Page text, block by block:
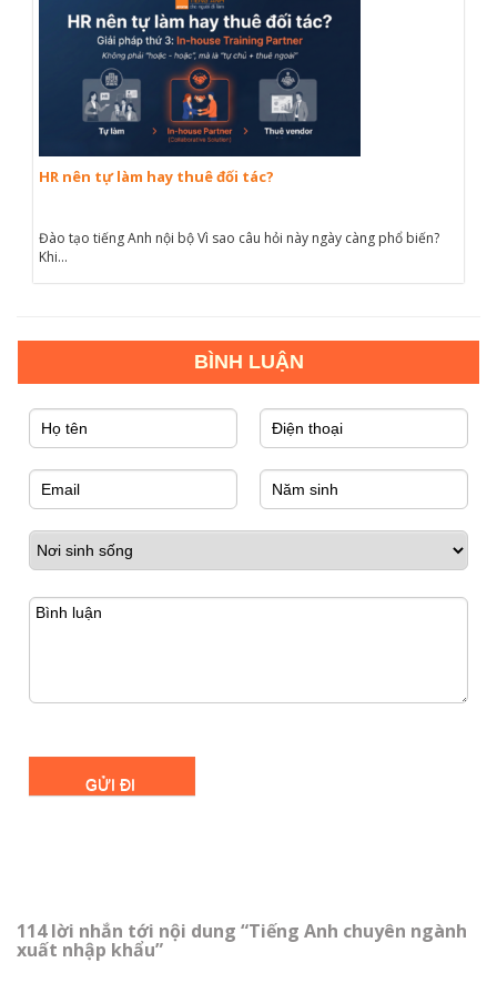
HR nên tự làm hay thuê đối tác?
Đào tạo tiếng Anh nội bộ Vì sao câu hỏi này ngày càng phổ biến?
Khi...
114 lời nhắn tới nội dung “Tiếng Anh chuyên ngành
xuất nhập khẩu”